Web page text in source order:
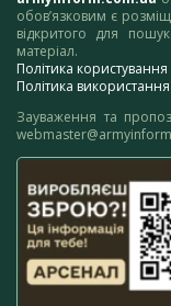
обов’язковим є
відкритого для
матеріал.
Політика
Політика
Зауваження та